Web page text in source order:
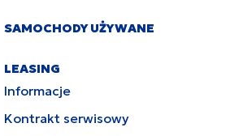
SAMOCHODY UŻYWANE
LEASING
Informacje
Kontrakt serwisowy